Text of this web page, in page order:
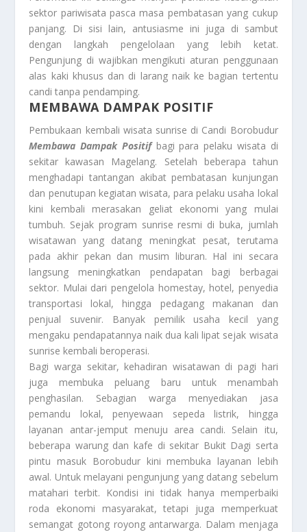
sektor pariwisata pasca masa pembatasan yang cukup
panjang. Di sisi lain, antusiasme ini juga di sambut
dengan langkah pengelolaan yang lebih ketat.
Pengunjung di wajibkan mengikuti aturan penggunaan
alas kaki khusus dan di larang naik ke bagian tertentu
candi tanpa pendamping.
MEMBAWA DAMPAK POSITIF
Pembukaan kembali wisata sunrise di Candi Borobudur
Membawa Dampak Positifbagi para pelaku wisata di
sekitar kawasan Magelang. Setelah beberapa tahun
menghadapi tantangan akibat pembatasan kunjungan
dan penutupan kegiatan wisata, para pelaku usaha lokal
kini kembali merasakan geliat ekonomi yang mulai
tumbuh. Sejak program sunrise resmi di buka, jumlah
wisatawan yang datang meningkat pesat, terutama
pada akhir pekan dan musim liburan. Hal ini secara
langsung meningkatkan pendapatan bagi berbagai
sektor. Mulai dari pengelola homestay, hotel, penyedia
transportasi lokal, hingga pedagang makanan dan
penjual suvenir. Banyak pemilik usaha kecil yang
mengaku pendapatannya naik dua kali lipat sejak wisata
sunrise kembali beroperasi.
Bagi warga sekitar, kehadiran wisatawan di pagi hari
juga membuka peluang baru untuk menambah
penghasilan. Sebagian warga menyediakan jasa
pemandu lokal, penyewaan sepeda listrik, hingga
layanan antar-jemput menuju area candi. Selain itu,
beberapa warung dan kafe di sekitar Bukit Dagi serta
pintu masuk Borobudur kini membuka layanan lebih
awal. Untuk melayani pengunjung yang datang sebelum
matahari terbit. Kondisi ini tidak hanya memperbaiki
roda ekonomi masyarakat, tetapi juga memperkuat
semangat gotong royong antarwarga. Dalam menjaga